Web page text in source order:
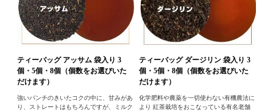
ティーバッグ アッサム 袋入り 3
個・5個・8個（個数をお選びいた
だけます）
強いパンチのきいたコクの中に、甘みがあ
り、ストレートはもちろんですが、ミルク
ティーバッグ ダージリン 袋入り 3
個・5個・8個（個数をお選びいた
だけます）
化学肥料や農薬を一切使わない有機農法に
より 紅茶栽培をおこなっている有名老舗